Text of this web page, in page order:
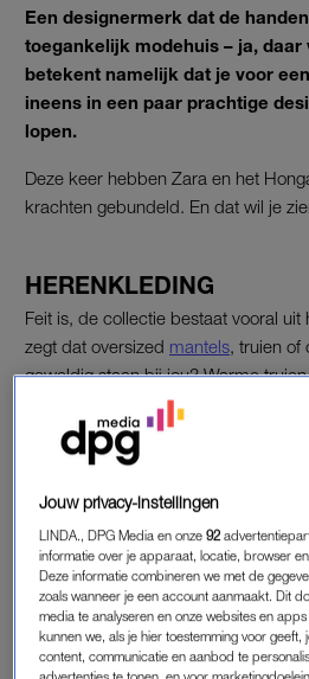
Een designermerk dat de
toegankelijk modehuis – ja, daar
betekent namelijk dat je voor
ineens in een paar prachtige
lopen.
Deze keer hebben Zara en het
krachten gebundeld. En dat wil je
HERENKLEDING
Feit is, de collectie bestaat vooral
zegt dat oversized mantels , truien
geweldig staan bij jou? Warme
wat deze tijd van het jaar vraagt. Dus
genoeg moois, ook voor jou.
Jouw privacy-instellingen
LINDA., DPG Media en onze92
informatie over je apparaat, locatie, browser
Deze informatie combineren we met de
zoals wanneer je een account aanmaakt. Dit
media te analyseren en onze websites en
kunnen we, als je hier toestemming voor
content, communicatie en aanbod te